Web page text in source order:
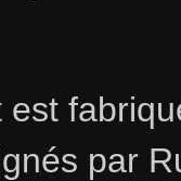
est
par